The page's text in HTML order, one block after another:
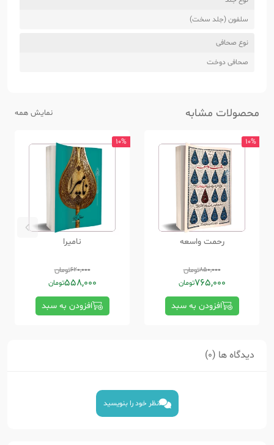
سلفون (جلد سخت)
نوع صحافی
صحافی دوخت
محصولات مشابه نمایش همه
10%
رحمت واسعه
850,000تومان
765,000تومان
افزودن به سبد
10%
نامیرا
620,000تومان
558,000تومان
افزودن به سبد
دیدگاه ها (0)
نظر خود را بنویسید